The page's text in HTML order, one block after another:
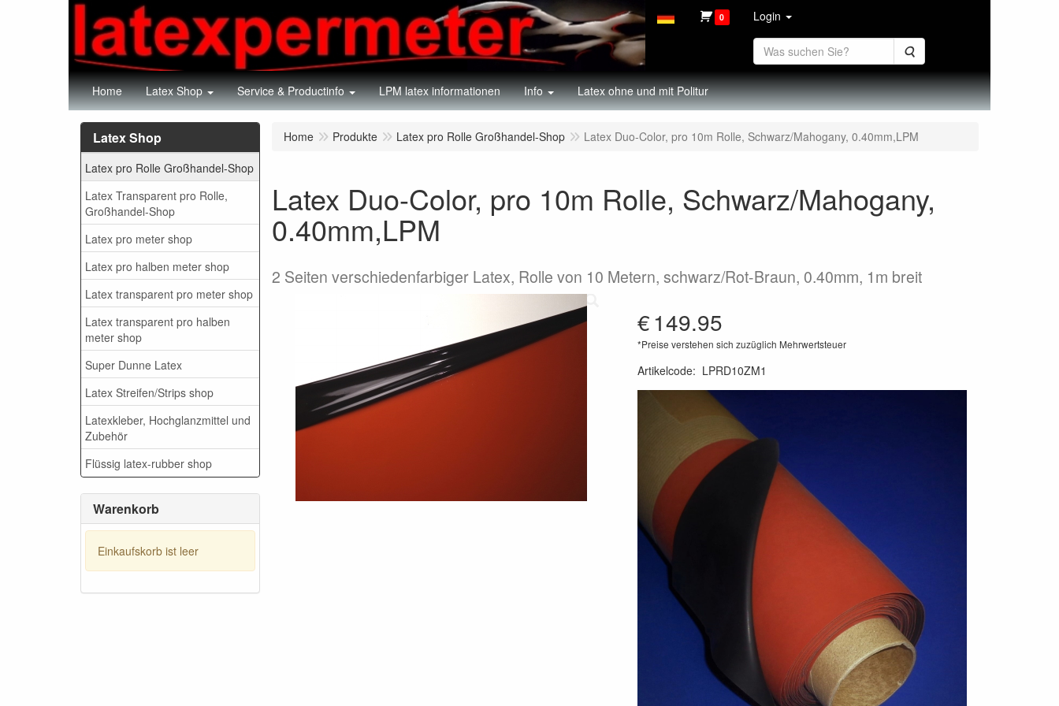
0 Login
Suche
Home Latex Shop Service & Productinfo LPM latex informationen Info Latex ohne und mit Politur
Latex Shop
Latex pro Rolle Großhandel-Shop
Latex Transparent pro Rolle,
Großhandel-Shop
Latex pro meter shop
Latex pro halben meter shop
Latex transparent pro meter shop
Latex transparent pro halben
meter shop
Super Dunne Latex
Latex Streifen/Strips shop
Latexkleber, Hochglanzmittel und
Zubehör
Flüssig latex-rubber shop
Warenkorb
Einkaufskorb ist leer
Home Produkte Latex pro Rolle Großhandel-Shop Latex Duo-Color, pro 10m Rolle, Schwarz/Mahogany, 0.40mm,LPM
Latex Duo-Color, pro 10m Rolle, Schwarz/Mahogany,
0.40mm,LPM
2 Seiten verschiedenfarbiger Latex, Rolle von 10 Metern, schwarz/Rot-Braun, 0.40mm, 1m breit
€149.95
*Preise verstehen sich zuzüglich Mehrwertsteuer
Artikelcode: LPRD10ZM1